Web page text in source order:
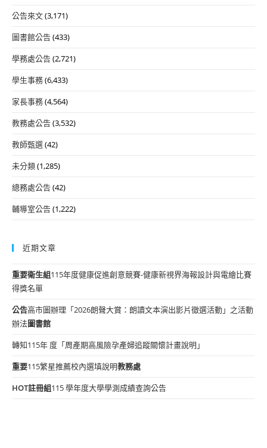
公告來文(3,171)
圖書館公告(433)
學務處公告(2,721)
學生事務(6,433)
家長事務(4,564)
教務處公告(3,532)
教師甄選(42)
未分類(1,285)
總務處公告(42)
輔導室公告(1,222)
近期文章
重要衛生組115年度健康促進創意競賽-健康新視界海報設計與電繪比賽
得獎名單
公告高市圖辦理「2026朗聲大賞：朗讀文本演出影片徵選活動」之活動
辦法圖書館
轉知115年 度「周產期高風險孕產婦追蹤關懷計畫說明」
重要115繁星推薦校內選填說明教務處
HOT註冊組115 學年度大學學測成績查詢公告